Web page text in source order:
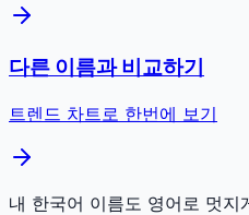
다른 이름과 비교하기
트렌드 차트로 한번에 보기
내 한국어 이름도 영어로 멋지